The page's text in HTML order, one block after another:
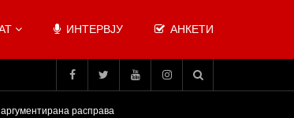
ИНТЕРВЈУ АНКЕТИ
расправа